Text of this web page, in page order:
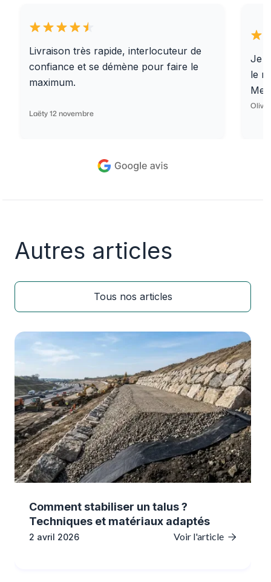
Livraison très rapide, interlocuteur de
confiance et se démène pour faire le
maximum.
Laëty 12 novembre
Je
le
Autres articles
Tous nos articles
Comment stabiliser un talus ?
Techniques et matériaux adaptés
2 avril 2026 Voir l'article 